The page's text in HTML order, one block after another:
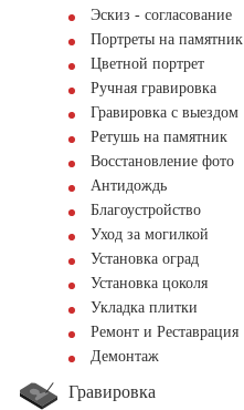
Эскиз - согласование
Портреты на памятник
Цветной портрет
Ручная гравировка
Гравировка с выездом
Ретушь на памятник
Восстановление фото
Антидождь
Благоустройство
Уход за могилкой
Установка оград
Установка цоколя
Укладка плитки
Ремонт и Реставрация
Демонтаж
Гравировка